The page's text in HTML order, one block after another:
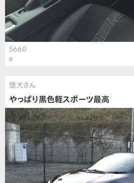
S660
α
堕犬さん
やっぱり黒色軽スポーツ最高